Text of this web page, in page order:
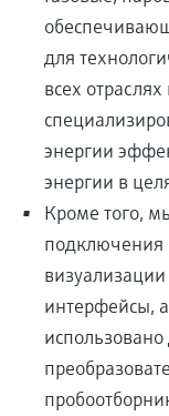
для
всех
энергии
энергии в
Кроме того,
подключения
интерфейсы,